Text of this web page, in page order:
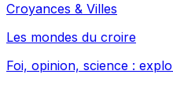
Croyances & Villes
Les mondes du croire
Foi, opinion, science :